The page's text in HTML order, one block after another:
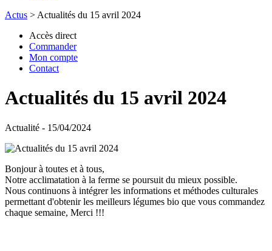
Actus > Actualités du 15 avril 2024
Accès direct
Commander
Mon compte
Contact
Actualités du 15 avril 2024
Actualité - 15/04/2024
Bonjour à toutes et à tous,
Notre acclimatation à la ferme se poursuit du mieux possible.
Nous continuons à intégrer les informations et méthodes culturales
permettant d'obtenir les meilleurs légumes bio que vous commandez
chaque semaine, Merci !!!